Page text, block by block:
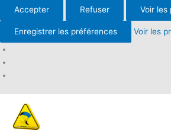
Accepter Refuser Voir les
Enregistrer les préférences Voir les
contenu